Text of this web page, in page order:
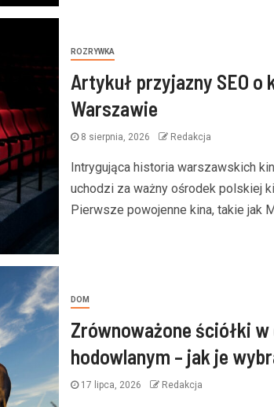
ROZRYWKA
Artykuł przyjazny SEO o
Warszawie
8 sierpnia, 2026 Redakcja
Intrygująca historia warszawskich
uchodzi za ważny ośrodek polskiej
Pierwsze powojenne kina, takie jak
DOM
Zrównoważone ściółki
hodowlanym – jak je
17 lipca, 2026 Redakcja